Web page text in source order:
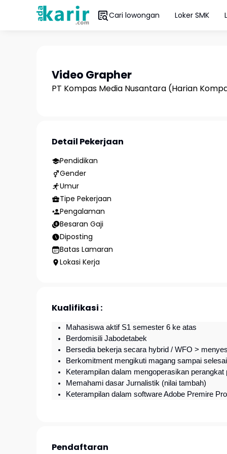
Cari lowongan Loker SMK
Video Grapher
PT Kompas Media Nusantara (Harian
Detail Pekerjaan
Pendidikan
Gender
Umur
Tipe Pekerjaan
Pengalaman
Besaran Gaji
Diposting
Batas Lamaran
Lokasi Kerja
Kualifikasi :
Mahasiswa aktif S1 semester 6 ke atas
Berdomisili Jabodetabek
Bersedia bekerja secara hybrid / WFO >
Berkomitment mengikuti magang sampai
Keterampilan dalam mengoperasikan
Memahami dasar Jurnalistik (nilai tambah)
Keterampilan dalam software Adobe Premire Pro
Pendaftaran